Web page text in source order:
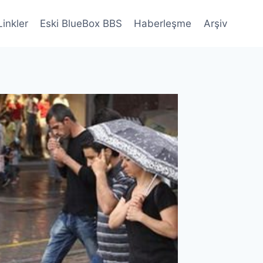
Eski BlueBox BBS Haberleşme Arşiv